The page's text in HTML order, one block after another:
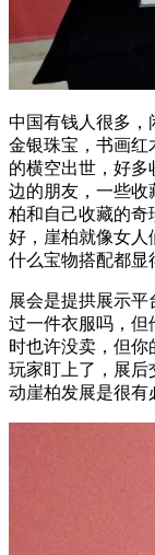
中国有钱人很多，
金银珠宝，书画红
的横空出世，好
边的朋友，一些收
柏和自己收藏的奇
好，崖柏就像女人
什么宝物搭配都显
展会是提拱展示
过一件衣服吗，但
时也许没卖，但你
玩家盯上了，展后
动崖柏发展是很有